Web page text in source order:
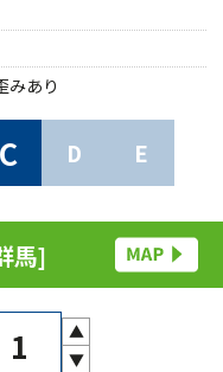
みあり
C D E
馬]
▲
▼